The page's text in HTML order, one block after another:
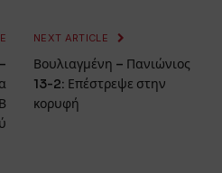
NEXT ARTICLE
Βουλιαγμένη – Πανιώνιος
13-2: Επέστρεψε στην
κορυφή